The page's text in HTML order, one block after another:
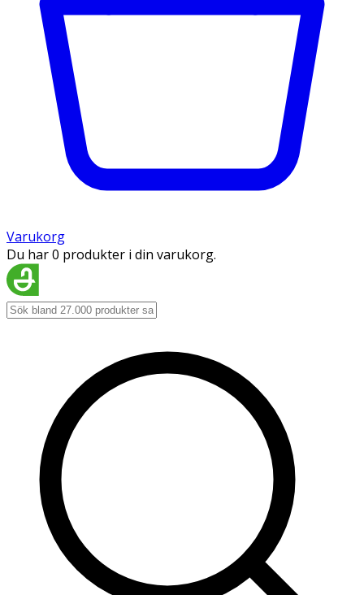
Varukorg
Du har 0 produkter i din varukorg.